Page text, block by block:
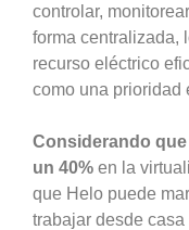
controlar,
forma centralizada,
recurso eléctrico
como una prioridad
Considerando
un 40% en la
que Helo puede
trabajar desde